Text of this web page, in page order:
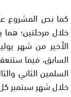
كما نص المشروع
خلال مرحلتين؛
الأخير من شهر
السابق، فيما
السلمين الثاني
خلال شهر سبتمبر